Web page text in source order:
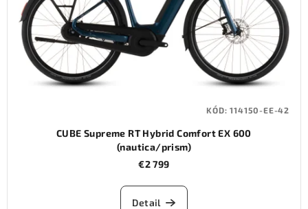
CUBE Supreme RT Hybrid Comfort EX 600
(nautica/prism)
€2 799
Detail
KÓD:114150-EE-42